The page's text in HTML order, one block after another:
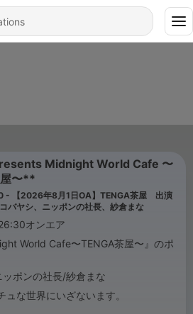
Midnight World Cafe 〜
〜**
- 【2026年8月1日OA】TENGA茶屋 出演
バヤシ、ニッポンの社長、紗倉まな
オンエア
World Cafe〜TENGA茶屋〜』のポ
ポンの社長/紗倉まな
な世界にいざないます。